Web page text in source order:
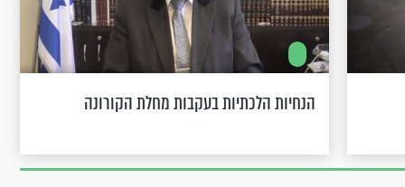
הנחיות הלכתיות בעקבות מחלת הקורונה